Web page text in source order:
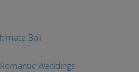
Bali
Weddings